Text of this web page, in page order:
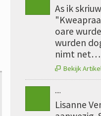
As ik
oare
wurden
nimt net…
 Bekijk
....
Lisanne